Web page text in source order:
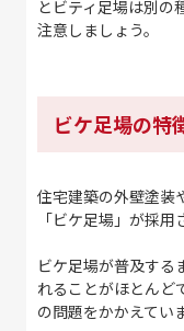
とビティ足場は別の
注意しましょう。
ビケ足場の特
住宅建築の外壁塗装
「ビケ足場」が採用
ビケ足場が普及する
れることがほとんど
の問題をかかえてい